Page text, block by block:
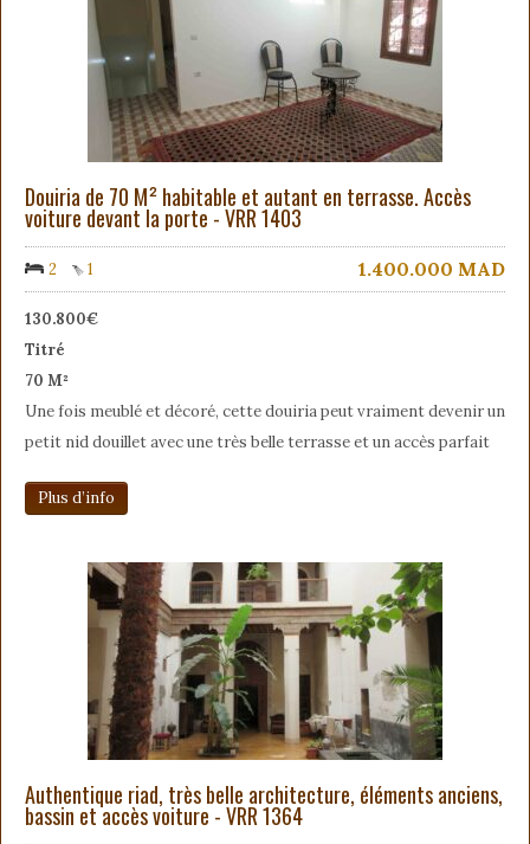
Douiria de 70 M² habitable et autant en terrasse. Accès
voiture devant la porte - VRR 1403
2 1 1.400.000 MAD
130.800€
Titré
70 M²
Une fois meublé et décoré, cette douiria peut vraiment devenir un
petit nid douillet avec une très belle terrasse et un accès parfait
Plus d’info
Authentique riad, très belle architecture, éléments anciens,
bassin et accès voiture - VRR 1364